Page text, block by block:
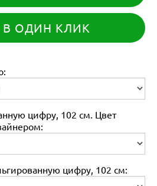
В ОДИН КЛИК
цифру, 102 см. Цвет
цифру, 102 см: